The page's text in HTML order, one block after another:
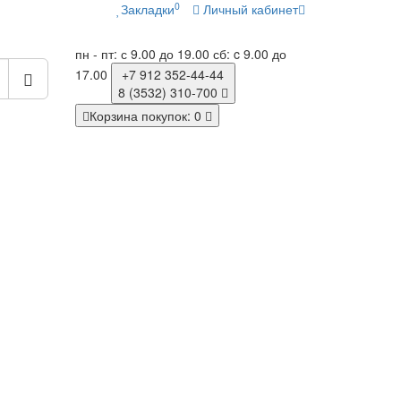
Закладки0 Личный кабинет
пн - пт: с 9.00 до 19.00 сб: c 9.00 до
17.00
+7 912 352-44-44
8 (3532) 310-700
Корзинапокупок: 0